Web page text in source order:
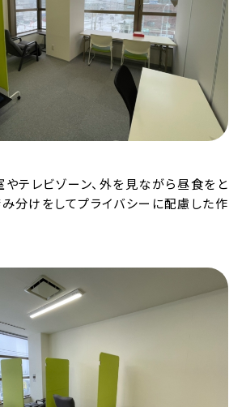
テレビゾーン、外を見ながら昼食をと
分けをしてプライバシーに配慮した作